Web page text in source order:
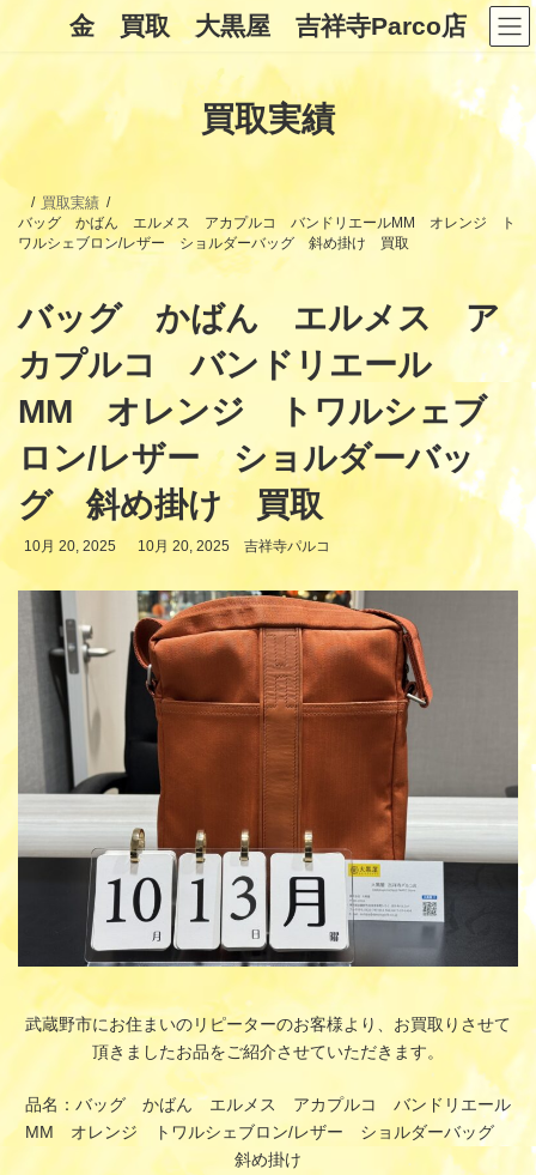
ン
キ
ッ
ー
に
移
金 買取 大黒屋 吉祥寺Parco店
買取実績
買取実績
バッグ かばん エルメス アカプルコ バンドリエールMM オレンジ ト
ワルシェブロン/レザー ショルダーバッグ 斜め掛け 買取
バッグ かばん エルメス ア
カプルコ バンドリエール
MM オレンジ トワルシェブ
ロン/レザー ショルダーバッ
グ 斜め掛け 買取
10月 20, 2025
最
新
日
時
:
10月 20, 2025 吉祥寺パルコ
武蔵野市にお住まいのリピーターのお客様より、お買取りさせて
頂きましたお品をご紹介させていただきます。
品名：バッグ かばん エルメス アカプルコ バンドリエール
MM オレンジ トワルシェブロン/レザー ショルダーバッグ
斜め掛け